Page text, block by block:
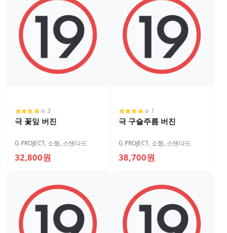
3
극 꽃잎 버진
G PROJECT, 소형, 스탠다드
32,800원
1
극 구슬주름 버진
G PROJECT, 소형, 스탠다드
38,700원